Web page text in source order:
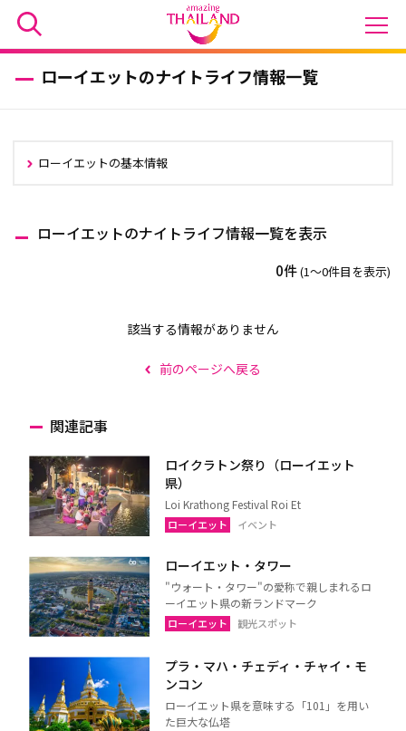
ローイエットのナイトライフ情報一覧
ローイエットの基本情報
ローイエットのナイトライフ情報一覧を表示
0件(1〜0件目を表示)
該当する情報がありません
前のページへ戻る
関連記事
ロイクラトン祭り（ローイエット
県）
Loi Krathong Festival Roi Et
ローイエット イベント
ローイエット・タワー
"ウォート・タワー"の愛称で親しまれるロ
ーイエット県の新ランドマーク
ローイエット 観光スポット
プラ・マハ・チェディ・チャイ・モ
ンコン
ローイエット県を意味する「101」を用い
た巨大な仏塔